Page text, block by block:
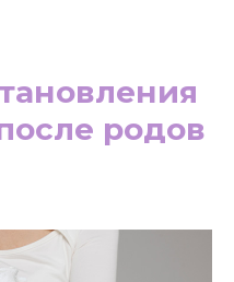
родов